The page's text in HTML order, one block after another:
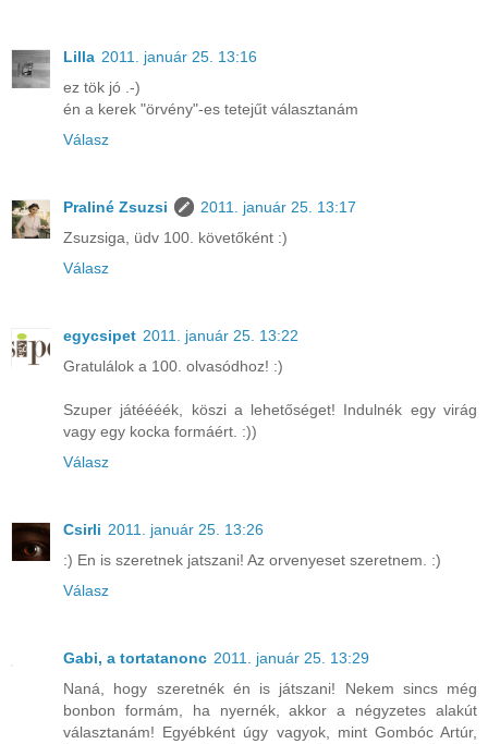
Lilla 2011. január 25. 13:16
ez tök jó .-)
én a kerek "örvény"-es tetejűt választanám
Válasz
Praliné Zsuzsi
2011. január 25. 13:17
Zsuzsiga, üdv 100. követőként :)
Válasz
egycsipet 2011. január 25. 13:22
Gratulálok a 100. olvasódhoz! :)
Szuper játéééék, köszi a lehetőséget! Indulnék egy virág
vagy egy kocka formáért. :))
Válasz
Csirli 2011. január 25. 13:26
:) En is szeretnek jatszani! Az orvenyeset szeretnem. :)
Válasz
Gabi, a tortatanonc 2011. január 25. 13:29
Naná, hogy szeretnék én is játszani! Nekem sincs még
bonbon formám, ha nyernék, akkor a négyzetes alakút
választanám! Egyébként úgy vagyok, mint Gombóc Artúr,